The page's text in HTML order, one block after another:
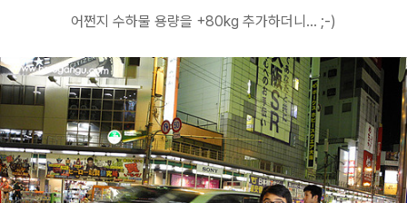
어쩐지 수하물 용량을 +80kg 추가하더니... ;-)